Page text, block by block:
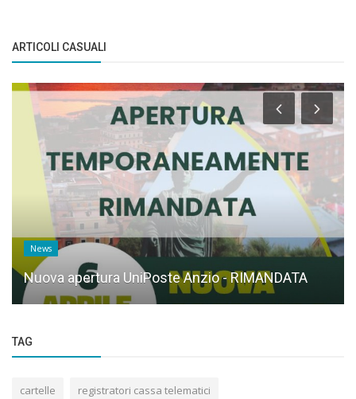
ARTICOLI CASUALI
News
Nuova apertura UniPoste Anzio - RIMANDATA
TAG
cartelle registratori cassa telematici